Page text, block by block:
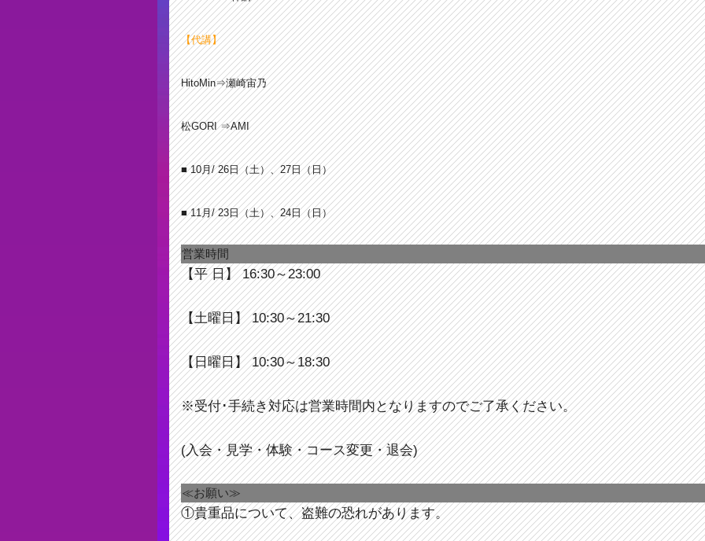
【代講】
HitoMin⇒瀬崎宙乃
松GORI ⇒AMI
■ 10月/ 26日（土）、27日（日）
■ 11月/ 23日（土）、24日（日）
営業時間
【平 日】 16:30～23:00
【土曜日】 10:30～21:30
【日曜日】 10:30～18:30
※受付･手続き対応は営業時間内となりますのでご了承ください。
(入会・見学・体験・コース変更・退会)
≪お願い≫
①貴重品について、盗難の恐れがあります。